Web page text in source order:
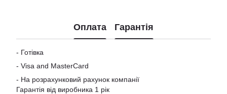
Оплата Гарантія
- Готівка
- Visa and MasterCard
- На розрахунковий рахунок компанії
Гарантія від виробника 1 рік